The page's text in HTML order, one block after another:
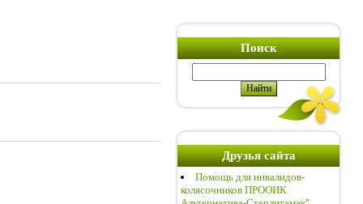
Поиск
Друзья сайта
Помощь для инвалидов-
колясочников ПРООИК